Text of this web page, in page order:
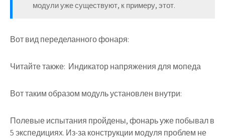
модули уже существуют, к примеру, этот.
Вот вид переделанного фонаря:
Читайте также: Индикатор напряжения для мопеда
Вот таким образом модуль установлен внутри:
Полевые испытания пройдены, фонарь уже побывал в
5 экспедициях. Из-за конструкции модуля проблем не